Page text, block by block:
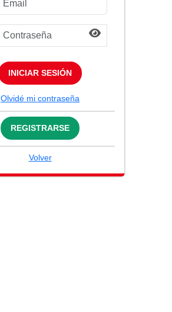
INICIAR SESIÓN
Olvidé mi contraseña
REGISTRARSE
Volver